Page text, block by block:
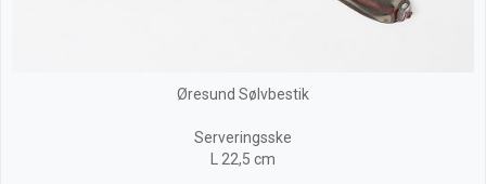
Øresund Sølvbestik
Serveringsske
L 22,5 cm